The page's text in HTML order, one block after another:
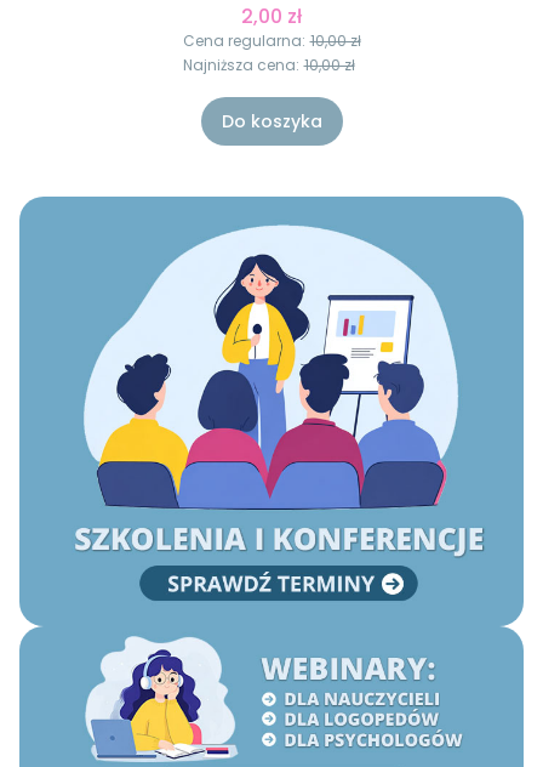
2,00 zł
Cena regularna: 10,00 zł
Najniższa cena: 10,00 zł
Do koszyka